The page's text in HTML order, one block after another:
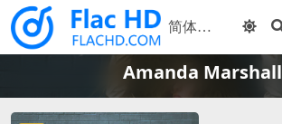
Amanda Marshall